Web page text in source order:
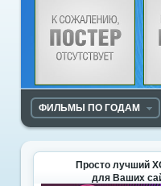
ФИЛЬМЫ ПО ГОДАМ
Просто лучший
для Ваших